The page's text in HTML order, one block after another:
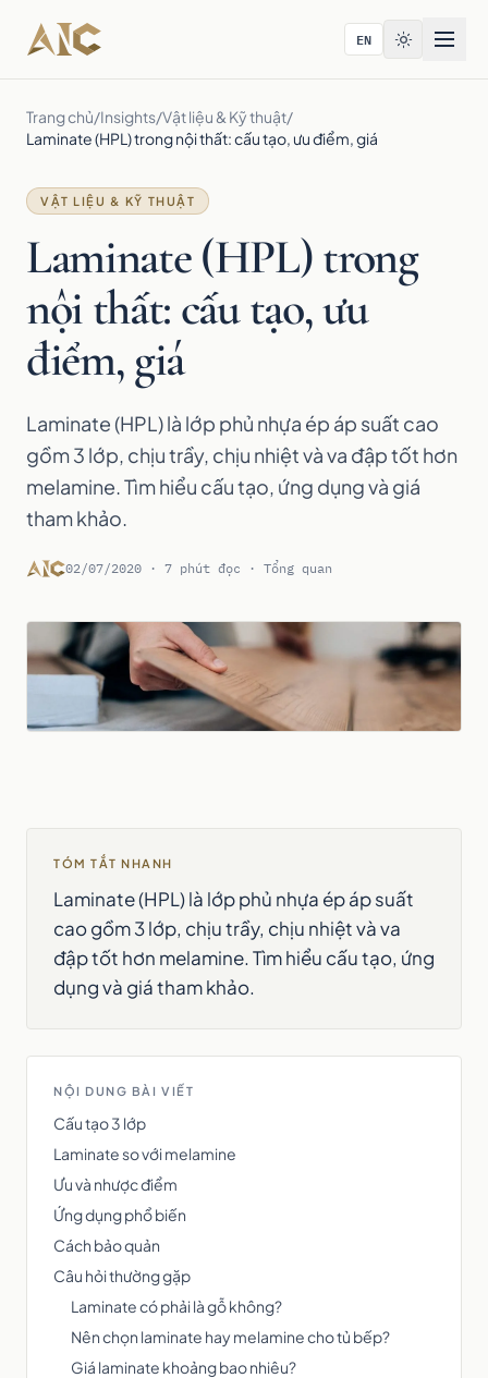
Bỏ qua tới nội dung
EN
Trang chủ/Insights/Vật liệu & Kỹ thuật/
Laminate (HPL) trong nội thất: cấu tạo, ưu điểm, giá
VẬT LIỆU & KỸ THUẬT
Laminate (HPL) trong
nội thất: cấu tạo, ưu
điểm, giá
Laminate (HPL) là lớp phủ nhựa ép áp suất cao
gồm 3 lớp, chịu trầy, chịu nhiệt và va đập tốt hơn
melamine. Tìm hiểu cấu tạo, ứng dụng và giá
tham khảo.
02/07/2020 · 7 phút đọc · Tổng quan
TÓM TẮT NHANH
Laminate (HPL) là lớp phủ nhựa ép áp suất
cao gồm 3 lớp, chịu trầy, chịu nhiệt và va
đập tốt hơn melamine. Tìm hiểu cấu tạo, ứng
dụng và giá tham khảo.
NỘI DUNG BÀI VIẾT
Cấu tạo 3 lớp
Laminate so với melamine
Ưu và nhược điểm
Ứng dụng phổ biến
Cách bảo quản
Câu hỏi thường gặp
Laminate có phải là gỗ không?
Nên chọn laminate hay melamine cho tủ bếp?
Giá laminate khoảng bao nhiêu?